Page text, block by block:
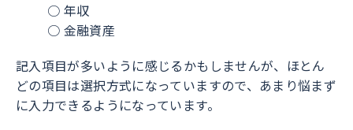
○ 年収
○ 金融資産
記入項目が多いように感じるかもしませんが、ほとん
どの項目は選択方式になっていますので、あまり悩まず
に入力できるようになっています。